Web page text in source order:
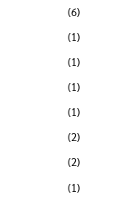
(6)
(1)
(1)
(1)
(1)
(2)
(2)
(1)